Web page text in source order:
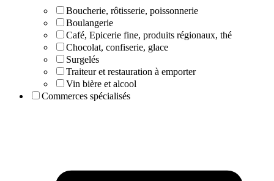
Boucherie, rôtisserie, poissonnerie
Boulangerie
Café, Epicerie fine, produits régionaux, thé
Chocolat, confiserie, glace
Surgelés
Traiteur et restauration à emporter
Vin bière et alcool
Commerces spécialisés